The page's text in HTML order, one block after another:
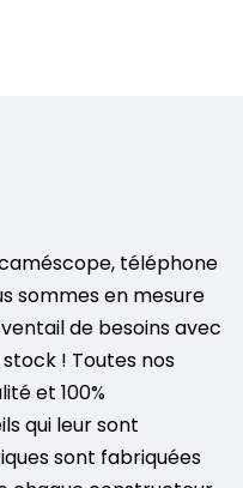
téléphone
sommes en mesure
de besoins avec
! Toutes nos
et 100%
qui leur sont
sont fabriquées